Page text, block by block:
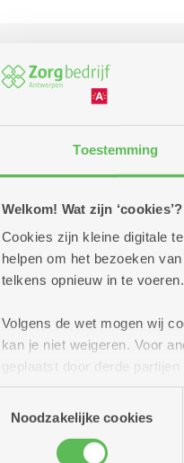
Toestemming
Welkom! Wat zijn ‘cookies’?
Cookies zijn kleine digitale
helpen om het bezoeken
telkens opnieuw in te
Volgens de wet mogen wij
kan je niet weigeren. Voor
geplaatst door derde
(geanonimiseerd) gebruik
combineren met andere
Noodzakelijke cookies
dinsdag
18
augustus
-
Elke dinsdag
13.00
dinsdag
18
augustus
14u
een